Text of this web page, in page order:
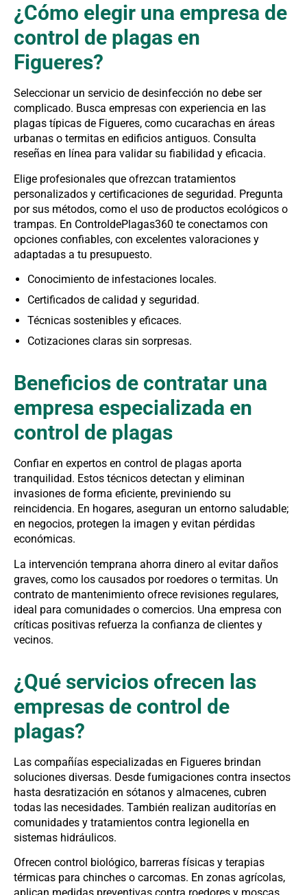
¿Cómo elegir una empresa de
control de plagas en
Figueres?
Seleccionar un servicio de desinfección no debe ser
complicado. Busca empresas con experiencia en las
plagas típicas de Figueres, como cucarachas en áreas
urbanas o termitas en edificios antiguos. Consulta
reseñas en línea para validar su fiabilidad y eficacia.
Elige profesionales que ofrezcan tratamientos
personalizados y certificaciones de seguridad. Pregunta
por sus métodos, como el uso de productos ecológicos o
trampas. En ControldePlagas360 te conectamos con
opciones confiables, con excelentes valoraciones y
adaptadas a tu presupuesto.
Conocimiento de infestaciones locales.
Certificados de calidad y seguridad.
Técnicas sostenibles y eficaces.
Cotizaciones claras sin sorpresas.
Beneficios de contratar una
empresa especializada en
control de plagas
Confiar en expertos en control de plagas aporta
tranquilidad. Estos técnicos detectan y eliminan
invasiones de forma eficiente, previniendo su
reincidencia. En hogares, aseguran un entorno saludable;
en negocios, protegen la imagen y evitan pérdidas
económicas.
La intervención temprana ahorra dinero al evitar daños
graves, como los causados por roedores o termitas. Un
contrato de mantenimiento ofrece revisiones regulares,
ideal para comunidades o comercios. Una empresa con
críticas positivas refuerza la confianza de clientes y
vecinos.
¿Qué servicios ofrecen las
empresas de control de
plagas?
Las compañías especializadas en Figueres brindan
soluciones diversas. Desde fumigaciones contra insectos
hasta desratización en sótanos y almacenes, cubren
todas las necesidades. También realizan auditorías en
comunidades y tratamientos contra legionella en
sistemas hidráulicos.
Ofrecen control biológico, barreras físicas y terapias
térmicas para chinches o carcomas. En zonas agrícolas,